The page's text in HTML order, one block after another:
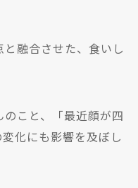
融合させた、食いし
こと、「最近顔が四
化にも影響を及ぼし